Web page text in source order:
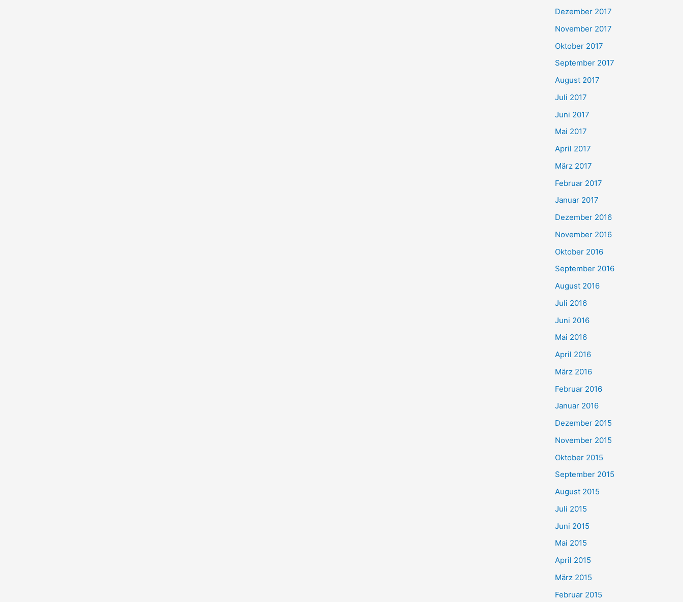
Dezember 2017
November 2017
Oktober 2017
September 2017
August 2017
Juli 2017
Juni 2017
Mai 2017
April 2017
März 2017
Februar 2017
Januar 2017
Dezember 2016
November 2016
Oktober 2016
September 2016
August 2016
Juli 2016
Juni 2016
Mai 2016
April 2016
März 2016
Februar 2016
Januar 2016
Dezember 2015
November 2015
Oktober 2015
September 2015
August 2015
Juli 2015
Juni 2015
Mai 2015
April 2015
März 2015
Februar 2015